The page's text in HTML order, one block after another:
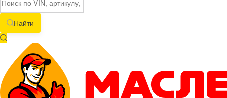
Найти